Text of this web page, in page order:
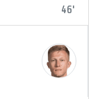
46'